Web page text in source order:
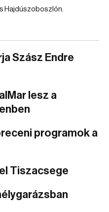
Hajdúszoboszlón.
Szász Endre
lesz a
programok a
Tiszacsege